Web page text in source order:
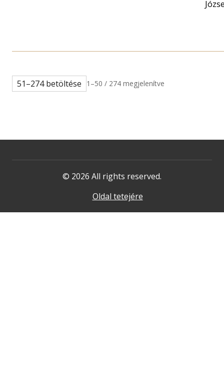
51–274 betöltése 1–50 / 274 megjelenítve
© 2026 All rights reserved.
Oldal tetejére